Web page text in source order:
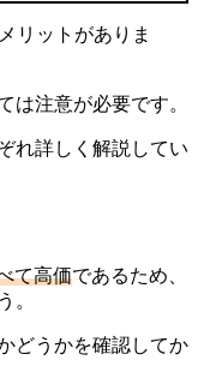
リットがありま
は注意が必要です。
れ詳しく解説してい
て高価であるため、
。
どうかを確認してか